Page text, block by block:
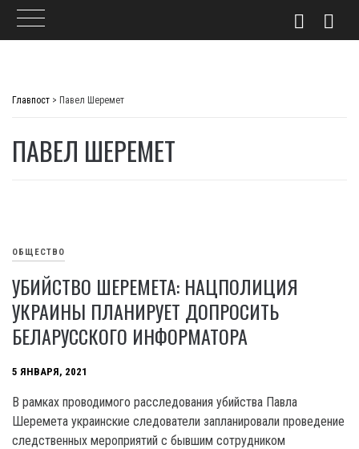
Главпост > Павел Шеремет
ПАВЕЛ ШЕРЕМЕТ
ОБЩЕСТВО
УБИЙСТВО ШЕРЕМЕТА: НАЦПОЛИЦИЯ
УКРАИНЫ ПЛАНИРУЕТ ДОПРОСИТЬ
БЕЛАРУССКОГО ИНФОРМАТОРА
5 ЯНВАРЯ, 2021
В рамках проводимого расследования убийства Павла
Шеремета украинские следователи запланировали проведение
следственных мероприятий с бывшим сотрудником